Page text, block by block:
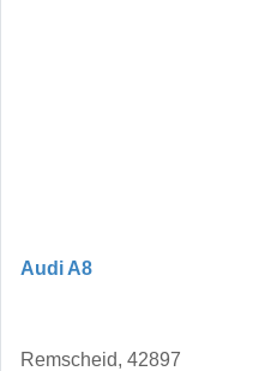
Audi A8
Remscheid, 42897